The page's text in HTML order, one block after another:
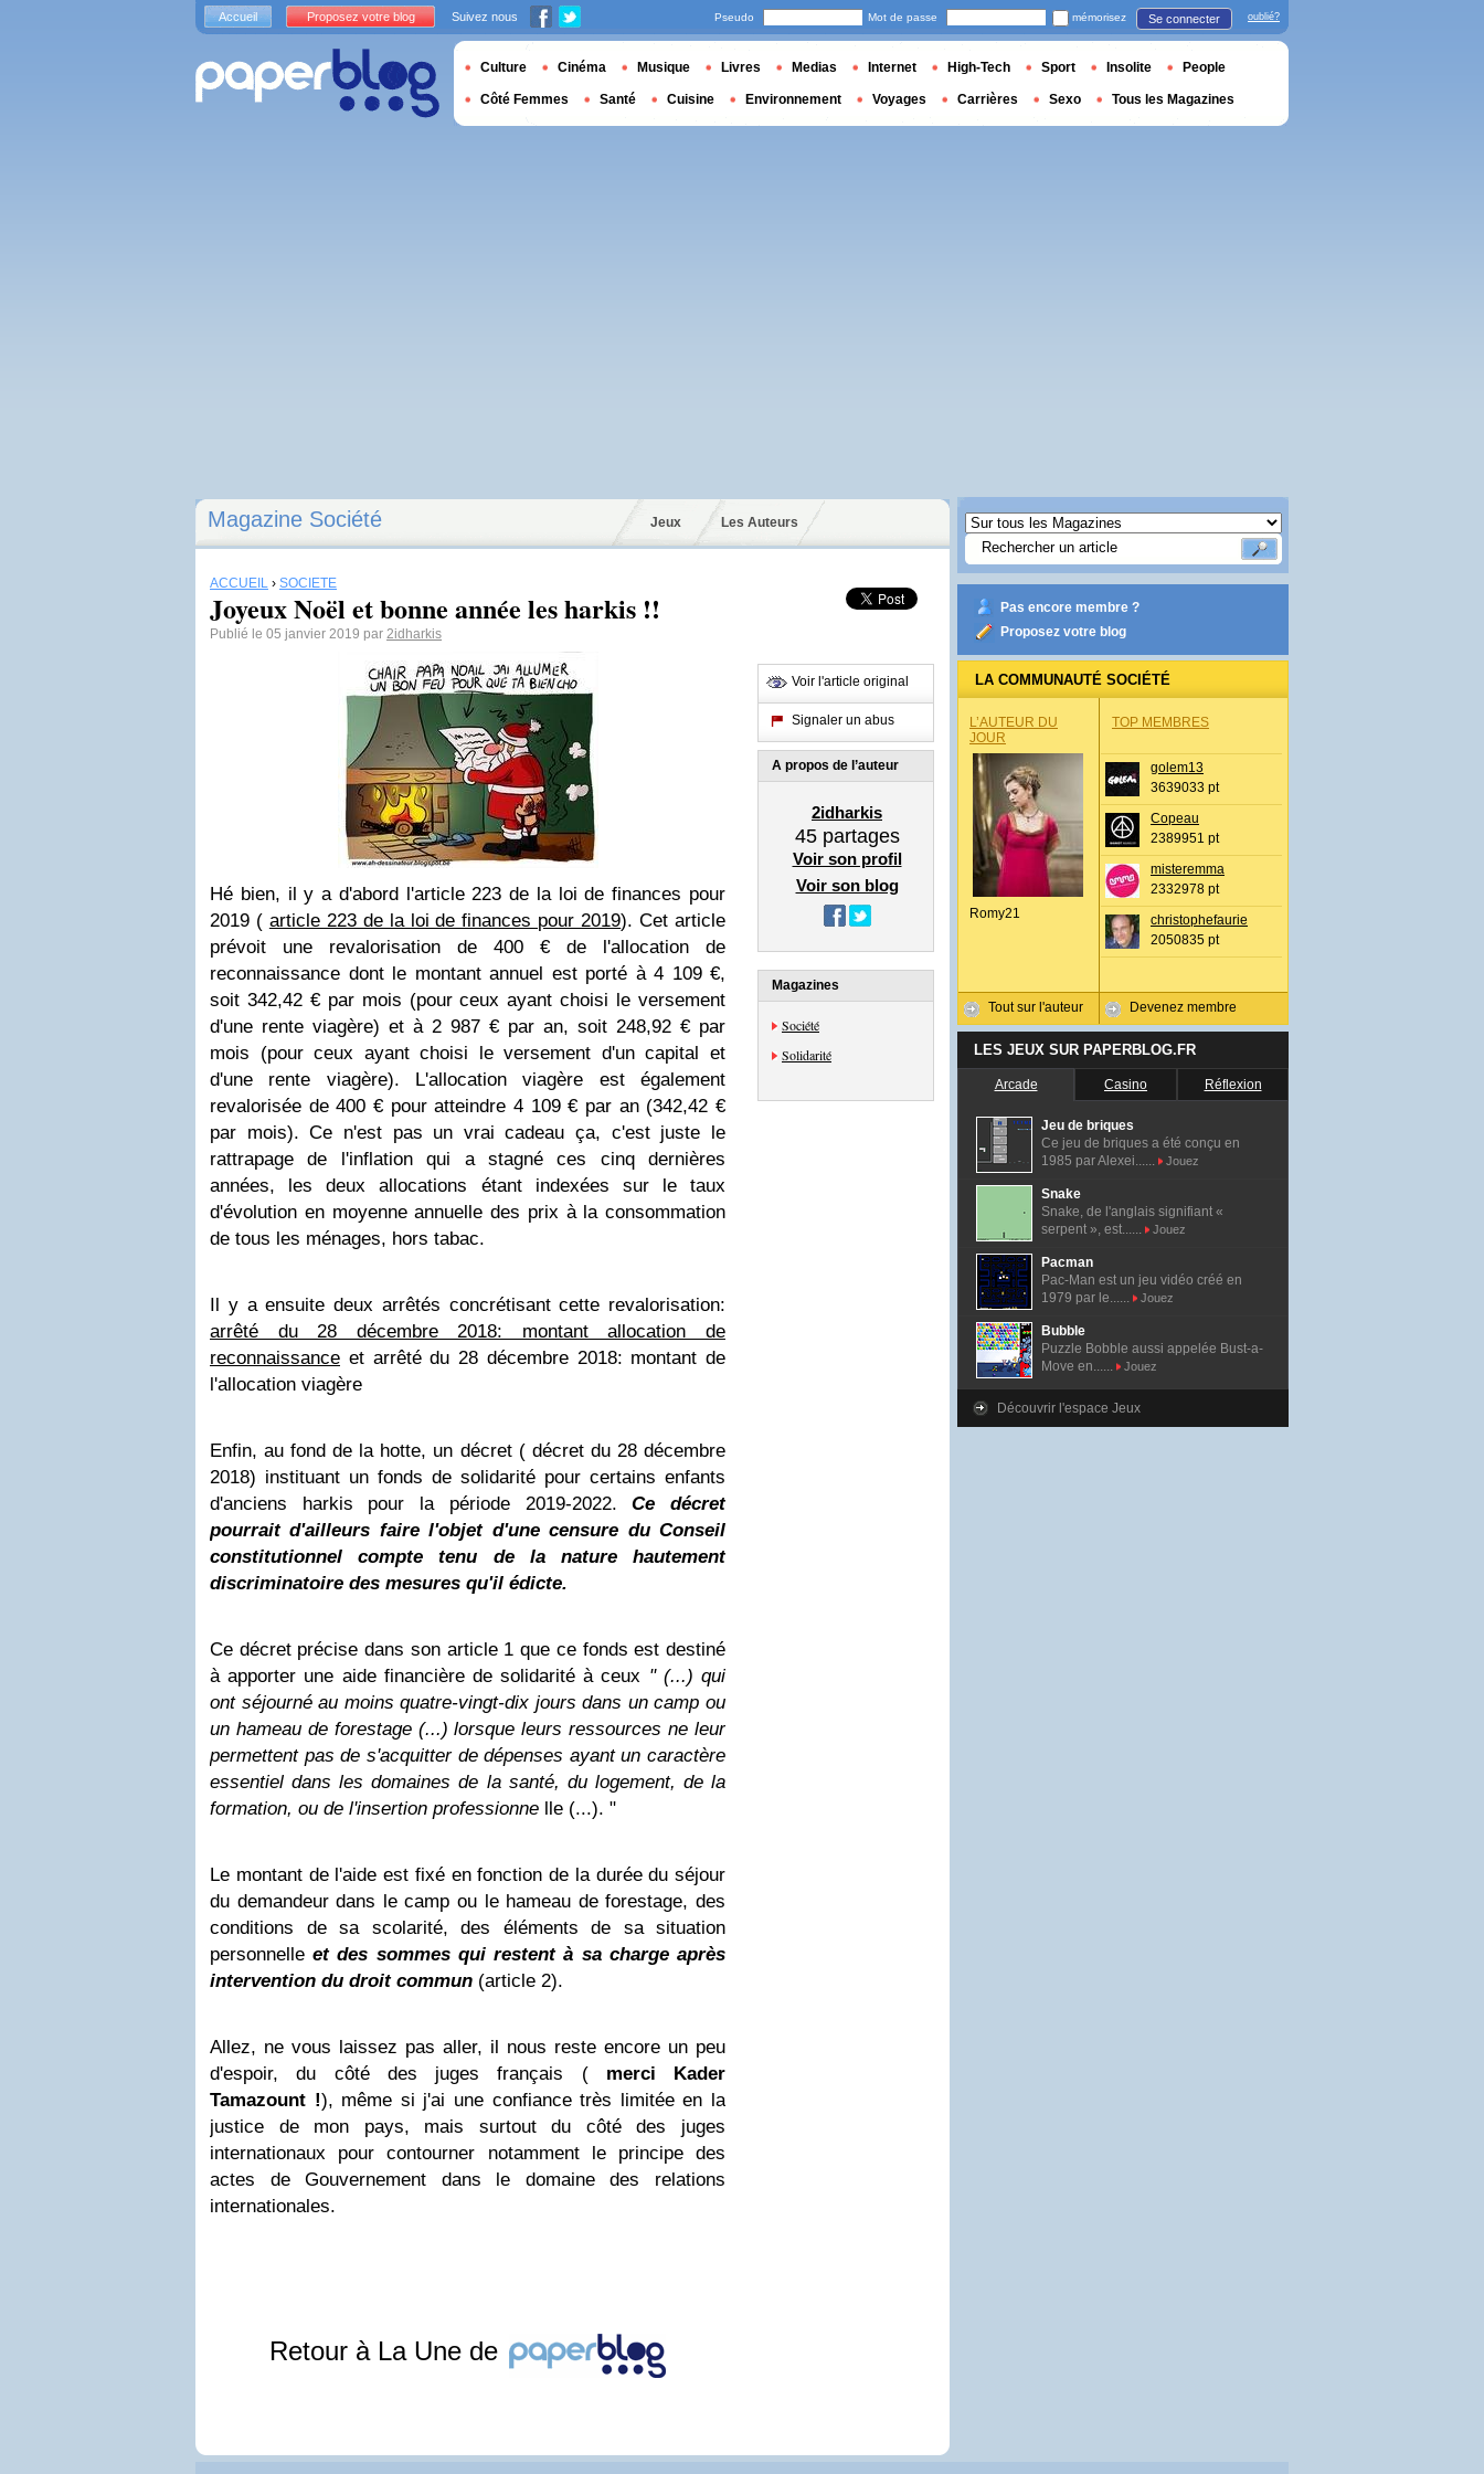
Magazine Société Jeux Les Auteurs
ACCUEIL › SOCIÉTÉ
Joyeux Noël et bonne année les harkis !!
Publié le 05 janvier 2019 par 2idharkis
Hé bien, il y a d'abord l'article 223 de la loi de finances pour
2019 ( article 223 de la loi de finances pour 2019). Cet article
prévoit une revalorisation de 400 € de l'allocation de
reconnaissance dont le montant annuel est porté à 4 109 €,
soit 342,42 € par mois (pour ceux ayant choisi le versement
d'une rente viagère) et à 2 987 € par an, soit 248,92 € par
mois (pour ceux ayant choisi le versement d'un capital et
d'une rente viagère). L'allocation viagère est également
revalorisée de 400 € pour atteindre 4 109 € par an (342,42 €
par mois). Ce n'est pas un vrai cadeau ça, c'est juste le
rattrapage de l'inflation qui a stagné ces cinq dernières
années, les deux allocations étant indexées sur le taux
d'évolution en moyenne annuelle des prix à la consommation
de tous les ménages, hors tabac.
Il y a ensuite deux arrêtés concrétisant cette revalorisation:
arrêté du 28 décembre 2018: montant allocation de
reconnaissance et arrêté du 28 décembre 2018: montant de
l'allocation viagère
Enfin, au fond de la hotte, un décret ( décret du 28 décembre
2018) instituant un fonds de solidarité pour certains enfants
d'anciens harkis pour la période 2019-2022.Ce décret
pourrait d'ailleurs faire l'objet d'une censure du Conseil
constitutionnel compte tenu de la nature hautement
discriminatoire des mesures qu'il édicte.
Ce décret précise dans son article 1 que ce fonds est destiné
à apporter une aide financière de solidarité à ceux " (...) qui
ont séjourné au moins quatre-vingt-dix jours dans un camp ou
un hameau de forestage (...) lorsque leurs ressources ne leur
permettent pas de s'acquitter de dépenses ayant un caractère
essentiel dans les domaines de la santé, du logement, de la
formation, ou de l'insertion professionne lle (...). "
Le montant de l'aide est fixé en fonction de la durée du séjour
du demandeur dans le camp ou le hameau de forestage, des
conditions de sa scolarité, des éléments de sa situation
personnelleet des sommes qui restent à sa charge après
intervention du droit commun (article 2).
Allez, ne vous laissez pas aller, il nous reste encore un peu
d'espoir, du côté des juges français ( merci Kader
Tamazount !), même si j'ai une confiance très limitée en la
justice de mon pays, mais surtout du côté des juges
internationaux pour contourner notamment le principe des
actes de Gouvernement dans le domaine des relations
internationales.
Retour à La Une de
Voir l'article original
Signaler un abus
A propos de l’auteur
2idharkis
45partages
Voir son profil
Voir son blog
Magazines
Société
Solidarité
Pas encore membre ?
Proposez votre blog
LA COMMUNAUTÉ SOCIÉTÉ
L’AUTEUR DU
JOUR
Romy21
Tout sur l'auteur
TOP MEMBRES
golem13
3639033 pt
Copeau
2389951 pt
misteremma
2332978 pt
christophefaurie
2050835 pt
Devenez membre
LES JEUX SUR PAPERBLOG.FR
Arcade Casino Réflexion
Jeu de briques
Ce jeu de briques a été conçu en
1985 par Alexei......
Jouez
Snake
Snake, de l'anglais signifiant «
serpent », est......
Jouez
Pacman
Pac-Man est un jeu vidéo créé en
1979 par le......
Jouez
Bubble
Puzzle Bobble aussi appelée Bust-a-
Move en......
Jouez
Découvrir l'espace Jeux
Accueil Proposez votre blog Suivez nous Pseudo Mot de passe mémorisez Se connecter oublié?
Culture Cinéma Musique Livres Medias Internet High-Tech Sport Insolite People
Côté Femmes Santé Cuisine Environnement Voyages Carrières Sexo Tous les Magazines